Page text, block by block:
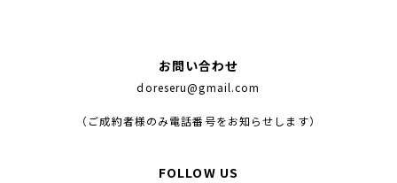
お問い合わせ
doreseru@gmail.com
（ご成約者様のみ電話番号をお知らせします）
FOLLOW US